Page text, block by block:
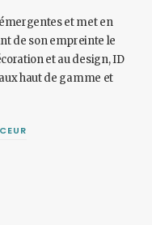
et met en
de son empreinte le
et au design, ID
haut de gamme et